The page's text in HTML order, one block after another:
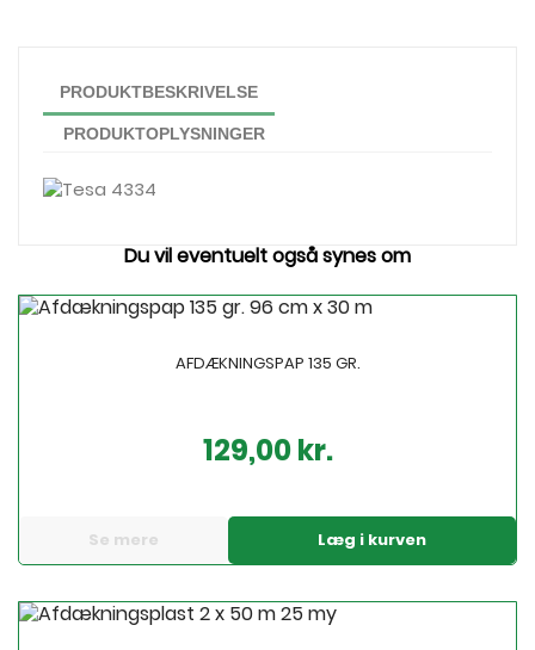
PRODUKTBESKRIVELSE
PRODUKTOPLYSNINGER
Du vil eventuelt også synes om
AFDÆKNINGSPAP 135 GR.
129,00 kr.
Se mere Læg i kurven